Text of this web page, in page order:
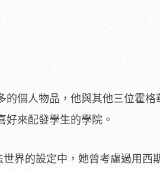
個人物品，他與其他三位霍
好來配發學生的學院。
界的設定中，她曾考慮過用西